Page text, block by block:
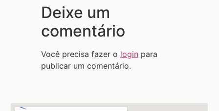
Deixe um
comentário
Você precisa fazer o login para
publicar um comentário.